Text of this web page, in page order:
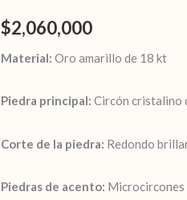
$2,060,000
Material: Oro amarillo de 18 kt
Piedra principal: Circón cristalino
Corte de la piedra: Redondo
Piedras de acento: Microcircones
18